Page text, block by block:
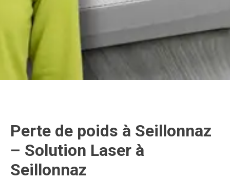
Perte de poids à Seillonnaz
– Solution Laser à
Seillonnaz